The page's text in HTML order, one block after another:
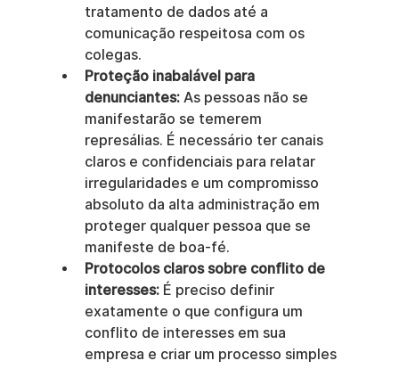
tratamento de dados até a
comunicação respeitosa com os
colegas.
Proteção inabalável para
denunciantes: As pessoas não se
manifestarão se temerem
represálias. É necessário ter canais
claros e confidenciais para relatar
irregularidades e um compromisso
absoluto da alta administração em
proteger qualquer pessoa que se
manifeste de boa-fé.
Protocolos claros sobre conflito de
interesses: É preciso definir
exatamente o que configura um
conflito de interesses em sua
empresa e criar um processo simples